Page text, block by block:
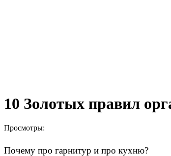
10 Золотых правил
Просмотры:
Почему про гарнитур и про кухню?